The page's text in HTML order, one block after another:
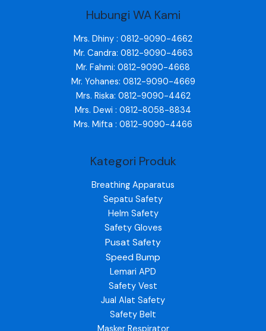
Hubungi WA Kami
Mrs. Dhiny : 0812-9090-4662
Mr. Candra: 0812-9090-4663
Mr. Fahmi: 0812-9090-4668
Mr. Yohanes: 0812-9090-4669
Mrs. Riska: 0812-9090-4462
Mrs. Dewi : 0812-8058-8834
Mrs. Mifta : 0812-9090-4466
Kategori Produk
Breathing Apparatus
Sepatu Safety
Helm Safety
Safety Gloves
Pusat Safety
Speed Bump
Lemari APD
Safety Vest
Jual Alat Safety
Safety Belt